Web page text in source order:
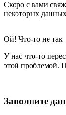
Скоро с вами
некоторых
Ой! Что-то не так
У нас что-то
этой проблемой.
Заполните